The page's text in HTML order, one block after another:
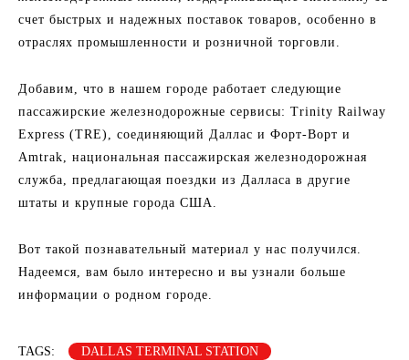
счет быстрых и надежных поставок товаров, особенно в
отраслях промышленности и розничной торговли.
Добавим, что в нашем городе работает следующие
пассажирские железнодорожные сервисы: Trinity Railway
Express (TRE), соединяющий Даллас и Форт-Ворт и
Amtrak, национальная пассажирская железнодорожная
служба, предлагающая поездки из Далласа в другие
штаты и крупные города США.
Вот такой познавательный материал у нас получился.
Надеемся, вам было интересно и вы узнали больше
информации о родном городе.
TAGS:
DALLAS TERMINAL STATION